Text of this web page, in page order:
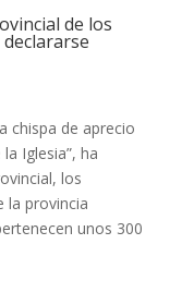
de los
chispa de aprecio
Iglesia”, ha
los
la provincia
unos 300